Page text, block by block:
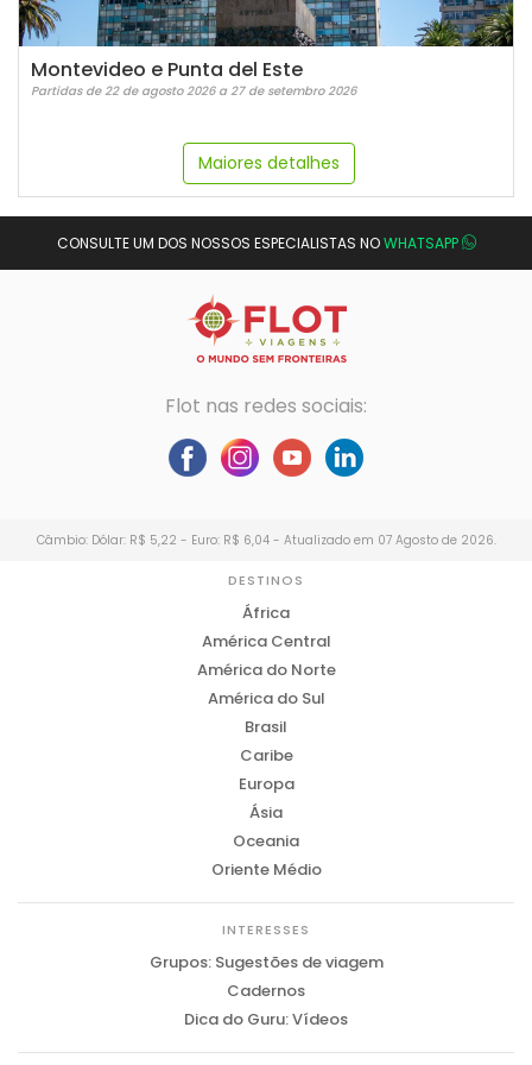
Montevideo e Punta del Este
Partidas de 22 de agosto 2026 a 27 de setembro 2026
Maiores detalhes
CONSULTE UM DOS NOSSOS ESPECIALISTAS NOWHATSAPP
Flot nas redes sociais:
Câmbio: Dólar: R$ 5,22 - Euro: R$ 6,04 - Atualizado em 07 Agosto de 2026.
DESTINOS
África
América Central
América do Norte
América do Sul
Brasil
Caribe
Europa
Ásia
Oceania
Oriente Médio
INTERESSES
Grupos: Sugestões de viagem
Cadernos
Dica do Guru: Vídeos